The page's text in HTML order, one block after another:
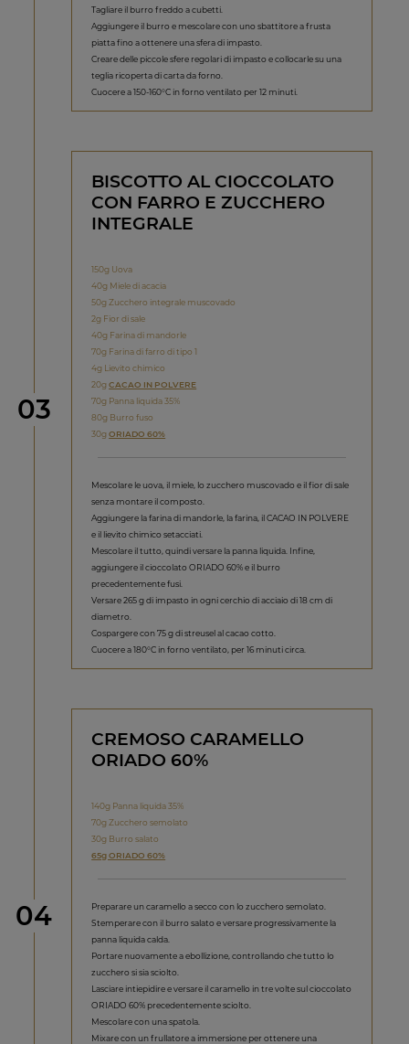
Tagliare il burro freddo a cubetti.
Aggiungere il burro e mescolare con uno sbattitore a frusta
piatta fino a ottenere una sfera di impasto.
Creare delle piccole sfere regolari di impasto e collocarle su una
teglia ricoperta di carta da forno.
Cuocere a 150-160°C in forno ventilato per 12 minuti.
Step
03
BISCOTTO AL CIOCCOLATO
CON FARRO E ZUCCHERO
INTEGRALE
150g Uova
40g Miele di acacia
50g Zucchero integrale muscovado
2g Fior di sale
40g Farina di mandorle
70g Farina di farro di tipo 1
4g Lievito chimico
20gCACAO IN POLVERE
70g Panna liquida 35%
80g Burro fuso
30gORIADO 60%
Mescolare le uova, il miele, lo zucchero muscovado e il fior di sale
senza montare il composto.
Aggiungere la farina di mandorle, la farina, il CACAO IN POLVERE
e il lievito chimico setacciati.
Mescolare il tutto, quindi versare la panna liquida. Infine,
aggiungere il cioccolato ORIADO 60% e il burro
precedentemente fusi.
Versare 265 g di impasto in ogni cerchio di acciaio di 18 cm di
diametro.
Cospargere con 75 g di streusel al cacao cotto.
Cuocere a 180°C in forno ventilato, per 16 minuti circa.
Step
04
CREMOSO CARAMELLO
ORIADO 60%
140g Panna liquida 35%
70g Zucchero semolato
30g Burro salato
65g ORIADO 60%
Preparare un caramello a secco con lo zucchero semolato.
Stemperare con il burro salato e versare progressivamente la
panna liquida calda.
Portare nuovamente a ebollizione, controllando che tutto lo
zucchero si sia sciolto.
Lasciare intiepidire e versare il caramello in tre volte sul cioccolato
ORIADO 60% precedentemente sciolto.
Mescolare con una spatola.
Mixare con un frullatore a immersione per ottenere una